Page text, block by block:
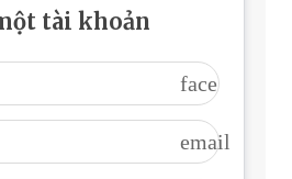
tài khoản
face
email